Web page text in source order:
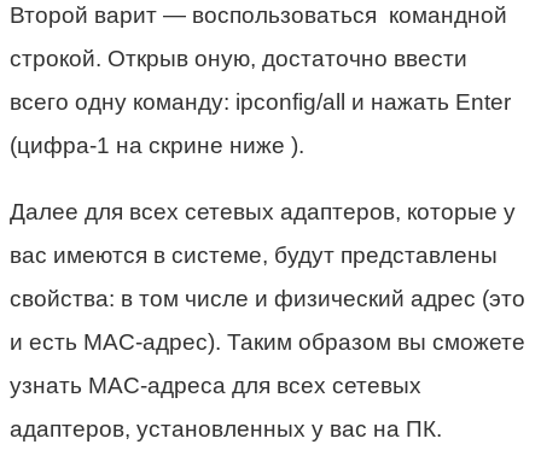
Второй варит — воспользоваться командной
строкой. Открыв оную, достаточно ввести
всего одну команду: ipconfig/all и нажать Enter
(цифра-1 на скрине ниже ).
Далее для всех сетевых адаптеров, которые у
вас имеются в системе, будут представлены
свойства: в том числе и физический адрес (это
и есть MAC-адрес). Таким образом вы сможете
узнать MAC-адреса для всех сетевых
адаптеров, установленных у вас на ПК.